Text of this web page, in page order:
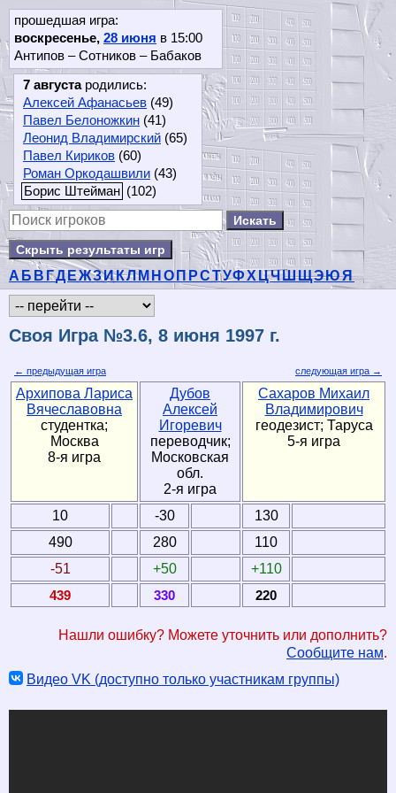
прошедшая игра:
воскресенье, 28 июня в 15:00
Антипов – Сотников – Бабаков
7 августародились:
Алексей Афанасьев (49)
Павел Белоножкин (41)
Леонид Владимирский (65)
Павел Кириков (60)
Роман Оркодашвили (43)
Борис Штейман (102)
Скрыть результаты игр
А Б В ГДЕЖЗИКЛМ Н О ПРСТУФХ ЦЧШЩЭЮЯ
Своя Игра №3.6, 8 июня 1997 г.
← предыдущая игра следующая игра →
Архипова Лариса
Вячеславовна
студентка;
Москва
8-я игра
Дубов
Алексей
Игоревич
переводчик;
Московская
обл.
2-я игра
Сахаров Михаил
Владимирович
геодезист; Таруса
5-я игра
10 -30
130
490
280
110
-51
+50
+110
439
330 220
Нашли ошибку? Можете уточнить или дополнить?
Сообщите нам.
Видео VK (доступно только участникам группы)